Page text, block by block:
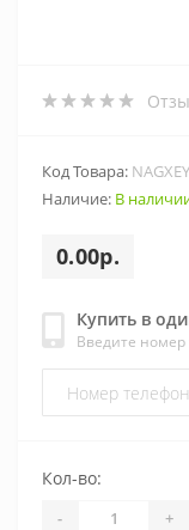
Код Товара:
Наличие: В
0.00р.
Купить в
Введите
Кол-во:
- +